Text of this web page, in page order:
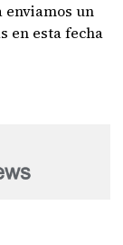
enviamos un
en esta fecha